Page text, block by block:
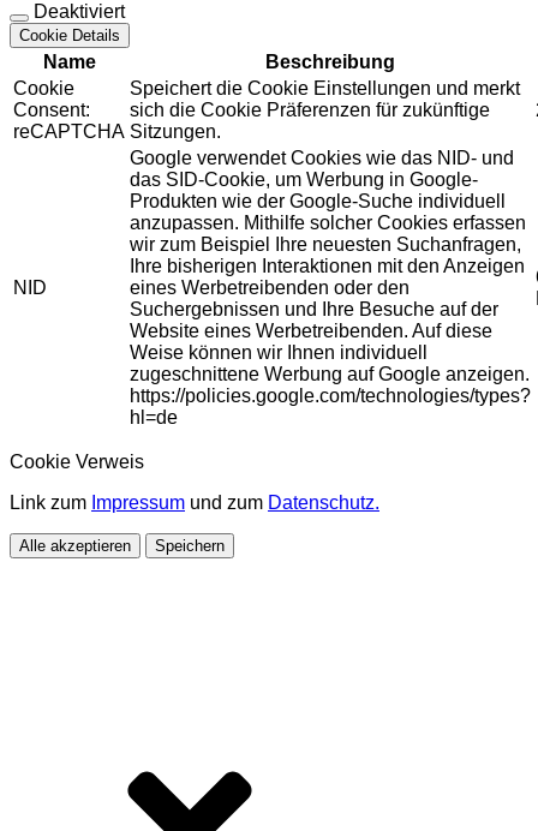
Deaktiviert
Cookie Details
Name
Beschreibung
Cookie
Consent:
reCAPTCHA
Speichert die Cookie Einstellungen und merkt
sich die Cookie Präferenzen für zukünftige
Sitzungen.
NID
Google verwendet Cookies wie das NID- und
das SID-Cookie, um Werbung in Google-
Produkten wie der Google-Suche individuell
anzupassen. Mithilfe solcher Cookies erfassen
wir zum Beispiel Ihre neuesten Suchanfragen,
Ihre bisherigen Interaktionen mit den Anzeigen
eines Werbetreibenden oder den
Suchergebnissen und Ihre Besuche auf der
Website eines Werbetreibenden. Auf diese
Weise können wir Ihnen individuell
zugeschnittene Werbung auf Google anzeigen.
https://policies.google.com/technologies/types?
hl=de
Cookie Verweis
Link zum Impressum und zum Datenschutz.
Alle akzeptieren Speichern